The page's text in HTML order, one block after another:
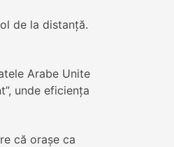
de la distanţă.
Arabe Unite
unde eficienţa
că oraşe ca